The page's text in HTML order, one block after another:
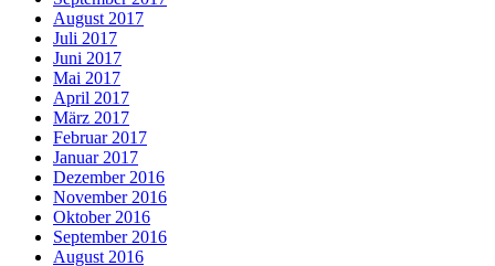
August 2017
Juli 2017
Juni 2017
Mai 2017
April 2017
März 2017
Februar 2017
Januar 2017
Dezember 2016
November 2016
Oktober 2016
September 2016
August 2016